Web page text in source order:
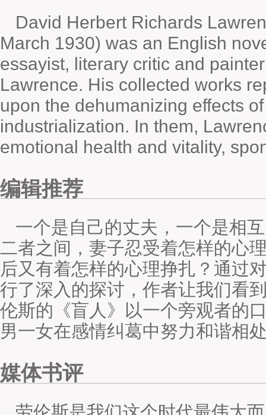
David Herbert Richards
March 1930) was an English
essayist, literary critic and
Lawrence. His collected works
upon the dehumanizing effects
industrialization. In them,
emotional health and vitality,
编辑推荐
一个是自己的丈夫，一个是相
二者之间，妻子忍受着怎样的心
后又有着怎样的心理挣扎？通过
行了深入的探讨，作者让我们看
伦斯的《盲人》以一个旁观者的
男一女在感情纠葛中努力和谐相
媒体书评